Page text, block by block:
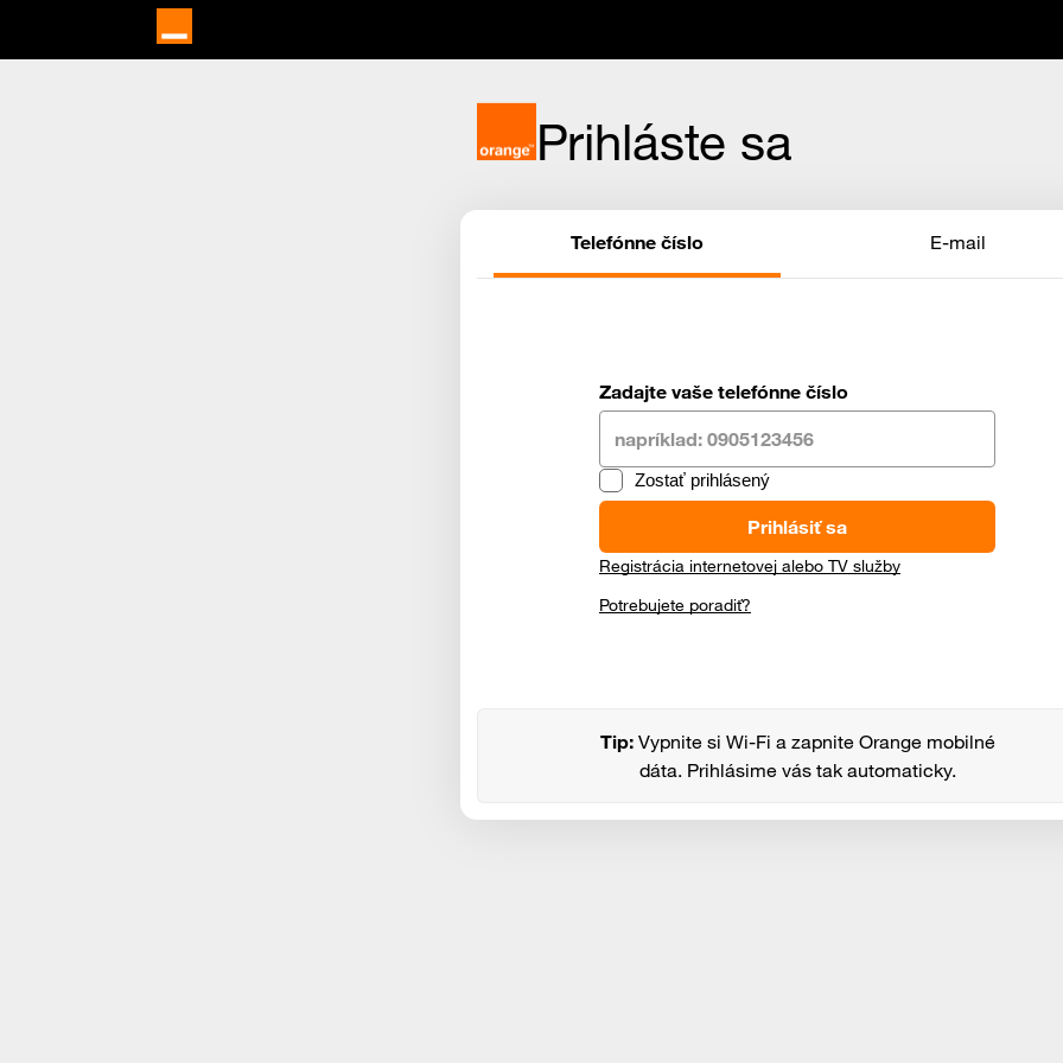
Prihláste sa
Telefónne číslo E-mail
Zadajte vaše telefónne číslo
Zostať prihlásený
Prihlásiť sa
Registrácia internetovej alebo TV služby
Potrebujete poradiť?
Tip:Vypnite si Wi-Fi a zapnite Orange mobilné
dáta. Prihlásime vás tak automaticky.